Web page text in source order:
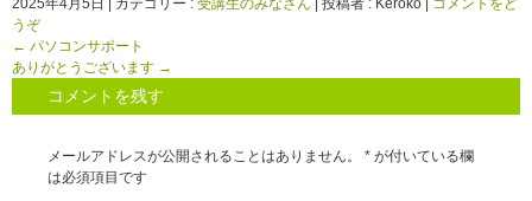
うぞ
← パソコンサポート
ありがとうございます →
コメントを残す
メールアドレスが公開されることはありません。 * が付いている欄
は必須項目です